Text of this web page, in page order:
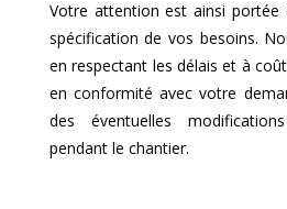
Votre attention est ainsi portée
spécification de vos besoins.
en respectant les délais et à
en conformité avec votre
des éventuelles
pendant le chantier.